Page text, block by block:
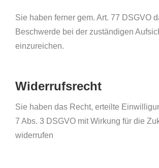
Sie haben ferner gem. Art. 77 DSGVO
Beschwerde bei der zuständigen
einzureichen.
Widerrufsrecht
Sie haben das Recht, erteilte
7 Abs. 3 DSGVO mit Wirkung für die
widerrufen